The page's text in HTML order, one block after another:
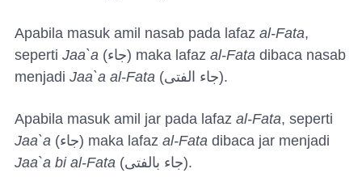
Apabila masuk amil nasab pada lafaz al-Fata,
seperti Jaa`a (جاء) maka lafaz al-Fata dibaca nasab
menjadi Jaa`a al-Fata (جاء الفتى).
Apabila masuk amil jar pada lafaz al-Fata, seperti
Jaa`a (جاء) maka lafaz al-Fata dibaca jar menjadi
Jaa`a bi al-Fata (جاء بالفتى).